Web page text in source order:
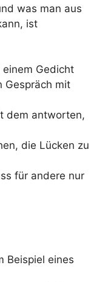
was man aus
ist
einem Gedicht
Gespräch mit
dem antworten,
die Lücken zu
für andere nur
Beispiel eines